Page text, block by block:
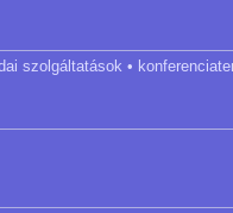
szolgáltatások •